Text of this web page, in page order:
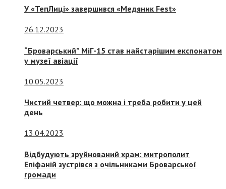
У «ТепЛиці» завершився «Медяник Fest»
26.12.2023
“Броварський” МіГ-15 став найстарішим експонатом
у музеї авіації
10.05.2023
Чистий четвер: що можна і треба робити у цей
день
13.04.2023
Відбудують зруйнований храм: митрополит
Епіфаній зустрівся з очільниками Броварської
громади